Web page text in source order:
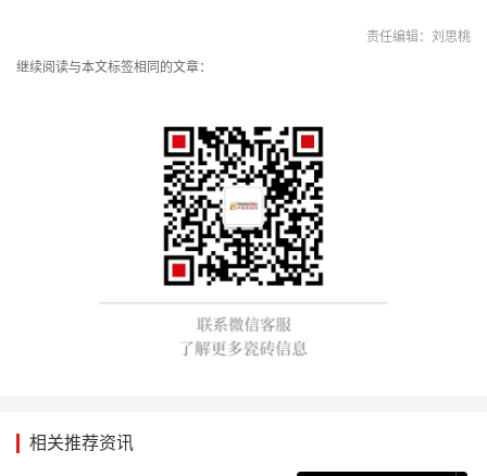
责任编辑：刘思桃
继续阅读与本文标签相同的文章：
相关推荐资讯